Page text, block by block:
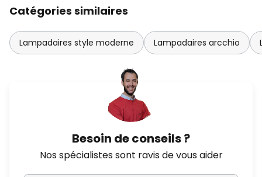
Catégories similaires
Lampadaires style moderne Lampadaires arcchio
Besoin de conseils ?
Nos spécialistes sont ravis de vous aider